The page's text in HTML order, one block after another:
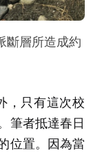
斷層所造成約
，只有這次校
筆者抵達春日
位置。因為當